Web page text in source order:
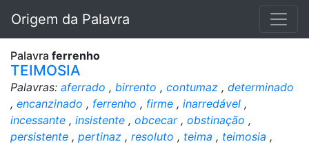
Origem da Palavra
Palavra ferrenho
TEIMOSIA
Palavras: aferrado , birrento , contumaz , determinado
, encanzinado , ferrenho , firme , inarredável ,
incessante , insistente , obcecar, obstinação ,
persistente , pertinaz , resoluto , teima , teimosia ,